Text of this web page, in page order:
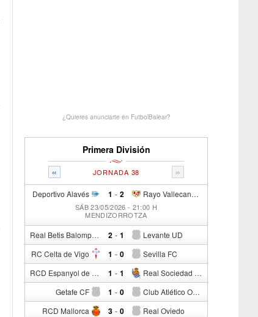
¿Quieres anunciarte en FutbolBalear?
Primera División
« »
JORNADA 38
Deportivo Alavés 1 - Rayo Vallecano de Madrid
2
SÁB 23/05/2026 - 21:00 H
MENDIZORROTZA
Real Betis Balompié 2 - Levante UD
1
RC Celta de Vigo 1 - Sevilla FC
0
RCD Espanyol de Barcelona 1 - Real Sociedad de Fútbol
1
Getafe CF 1 - Club Atlético Osasuna
0
RCD Mallorca 3 - Real Oviedo
0